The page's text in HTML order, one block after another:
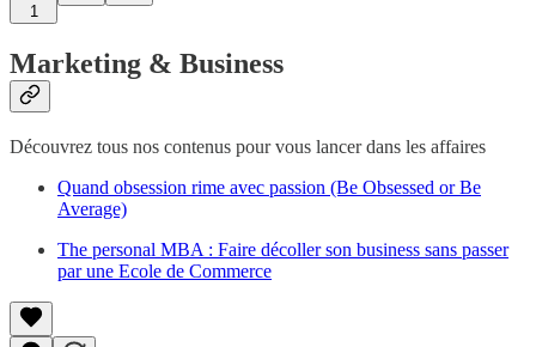
1
Marketing & Business
Découvrez tous nos contenus pour vous lancer dans les affaires
Quand obsession rime avec passion (Be Obsessed or Be
Average)
The personal MBA : Faire décoller son business sans passer
par une Ecole de Commerce